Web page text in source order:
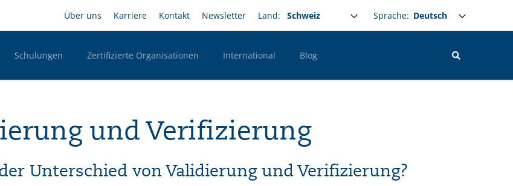
zum
Inhalt
Headernavigation
Über uns Karriere Kontakt Newsletter Land: Sprache: Select your language
Schulungen Zertifizierte Organisationen International Blog
und Verifizierung
Unterschied von Validierung und Verifizierung?